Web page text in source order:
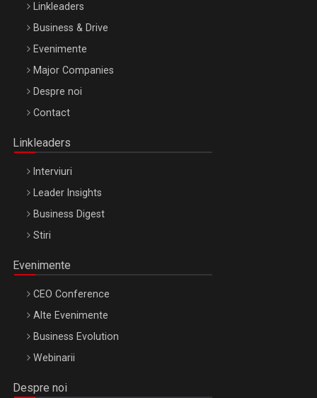
Be Inspired. Make it Happen!, ARTEMIS LETO, ORADEA, 8
Octombrie
Linkleaders
Business & Drive
Evenimente
Major Companies
Despre noi
Contact
Linkleaders
Interviuri
Leader Insights
Business Digest
Stiri
Evenimente
CEO Conference
Alte Evenimente
Business Evolution
Webinarii
Despre noi